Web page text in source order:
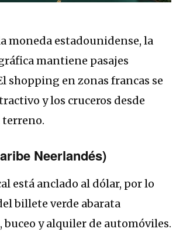
moneda estadounidense, la
mantiene pasajes
shopping en zonas francas se
y los cruceros desde
terreno.
Neerlandés)
está anclado al dólar, por lo
billete verde abarata
buceo y alquiler de automóviles.